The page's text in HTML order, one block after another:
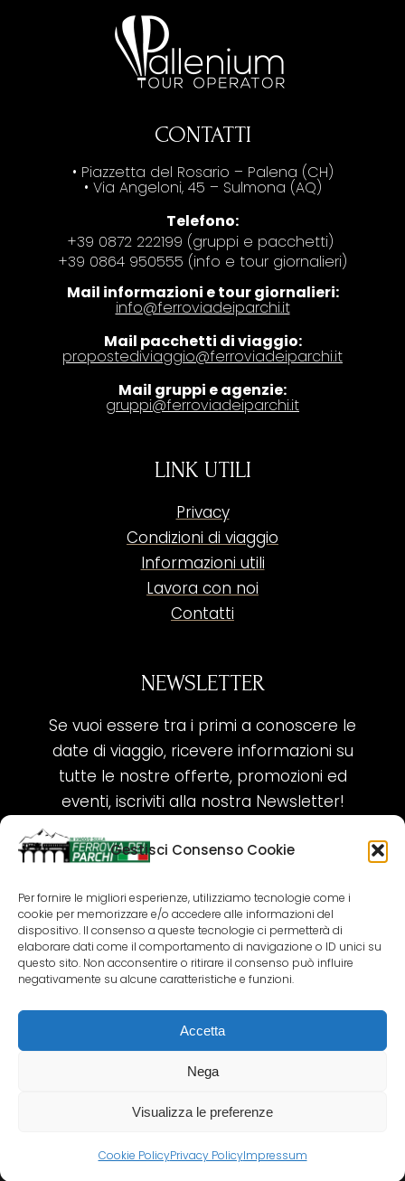
Gestisci Consenso Cookie
Per fornire le migliori esperienze, utilizziamo tecnologie come i
cookie per memorizzare e/o accedere alle informazioni del
dispositivo. Il consenso a queste tecnologie ci permetterà di
elaborare dati come il comportamento di navigazione o ID unici su
questo sito. Non acconsentire o ritirare il consenso può influire
negativamente su alcune caratteristiche e funzioni.
Accetta
Nega
Visualizza le preferenze
Cookie PolicyPrivacy PolicyImpressum
CONTATTI
• Piazzetta del Rosario – Palena (CH)
• Via Angeloni, 45 – Sulmona (AQ)
Telefono:
+39 0872 222199 (gruppi e pacchetti)
+39 0864 950555 (info e tour giornalieri)
Mail informazioni e tour giornalieri:
info@ferroviadeiparchi.it
Mail pacchetti di viaggio:
propostediviaggio@ferroviadeiparchi.it
Mail gruppi e agenzie:
gruppi@ferroviadeiparchi.it
LINK UTILI
Privacy
Condizioni di viaggio
Informazioni utili
Lavora con noi
Contatti
NEWSLETTER
Se vuoi essere tra i primi a conoscere le
date di viaggio, ricevere informazioni su
tutte le nostre offerte, promozioni ed
eventi, iscriviti alla nostra Newsletter!
ISCRIVITI ORA!
SEGUICI SUI NOSTRI SOCIAL
COPYRIGHT 2018-2025 PALLENIUM TOURISM
SRL
AGENZIA VIAGGI E TOUR OPERATOR – P.IVA: